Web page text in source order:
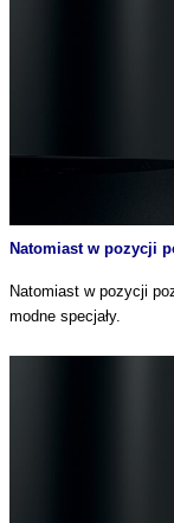
Natomiast w pozycji
Natomiast w pozycji
modne specjały.